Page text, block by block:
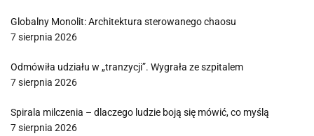
Globalny Monolit: Architektura sterowanego chaosu
7 sierpnia 2026
Odmówiła udziału w „tranzycji”. Wygrała ze szpitalem
7 sierpnia 2026
Spirala milczenia – dlaczego ludzie boją się mówić, co myślą
7 sierpnia 2026